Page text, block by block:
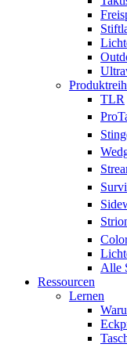
TLR
Alle
Ressourcen
Lernen